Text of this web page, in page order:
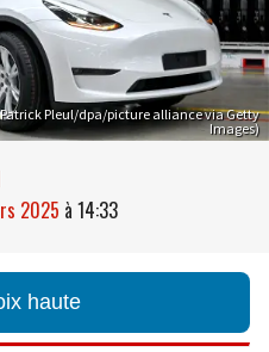
Patrick Pleul/dpa/picture alliance via Getty
Images)
2025 à 14:33
haute